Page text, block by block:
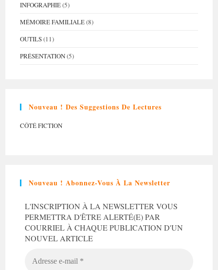
INFOGRAPHIE(5)
MÉMOIRE FAMILIALE(8)
OUTILS(11)
PRÉSENTATION(5)
Nouveau ! Des Suggestions De Lectures
CÔTÉ FICTION
Nouveau ! Abonnez-Vous À La Newsletter
L'INSCRIPTION À LA NEWSLETTER VOUS
PERMETTRA D'ÊTRE ALERTÉ(E) PAR
COURRIEL À CHAQUE PUBLICATION D'UN
NOUVEL ARTICLE